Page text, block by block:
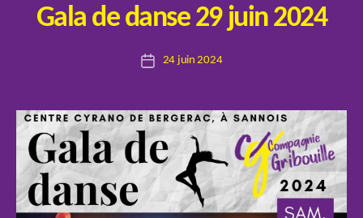
Gala de danse 29 juin 2024
P
a
E
Date24 juin 2024